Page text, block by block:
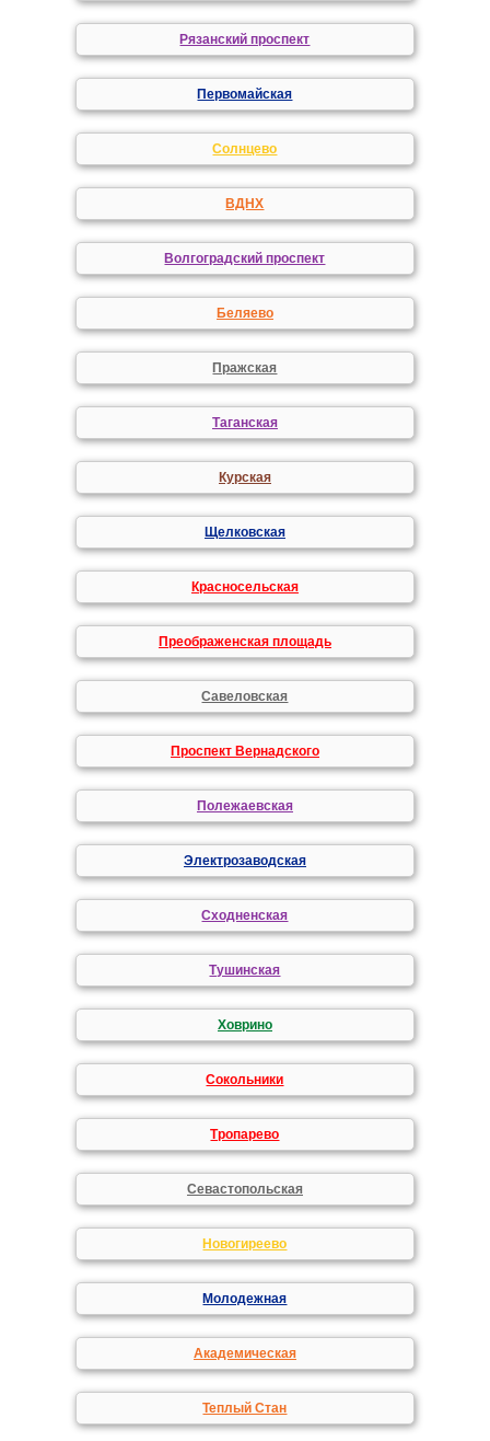
Рязанский проспект
Первомайская
Солнцево
ВДНХ
Волгоградский проспект
Беляево
Пражская
Таганская
Курская
Щелковская
Красносельская
Преображенская площадь
Савеловская
Проспект Вернадского
Полежаевская
Электрозаводская
Сходненская
Тушинская
Ховрино
Сокольники
Тропарево
Севастопольская
Новогиреево
Молодежная
Академическая
Теплый Стан